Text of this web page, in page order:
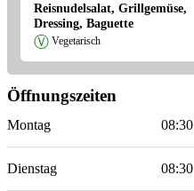
Reisnudelsalat, Grillgemüse,
Dressing, Baguette
Ⓥ Vegetarisch
Öffnungszeiten
Montag 08:30
Dienstag 08:30